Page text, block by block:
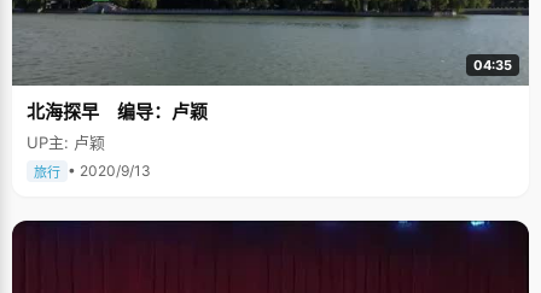
04:35
北海探早 编导：卢颖
UP主: 卢颖
旅行 • 2020/9/13